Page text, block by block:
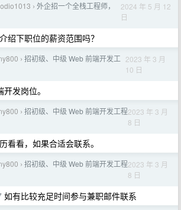
› 外企招一个全栈工程师，
2024 年 5 月 12
日
绍下职位的薪资范围吗？
› 招初级、中级 Web 前端开发工 2023 年 3 月
10 日
发岗位。
› 招初级、中级 Web 前端开发工程2023 年 3 月
8 日
看看，如果合适会联系。
› 招初级、中级 Web 前端开发工程2023 年 3 月
8 日
如有比较充足时间参与兼职邮件联系